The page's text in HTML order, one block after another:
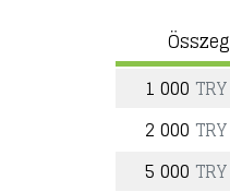
Összeg
1 000 TRY
2 000 TRY
5 000 TRY